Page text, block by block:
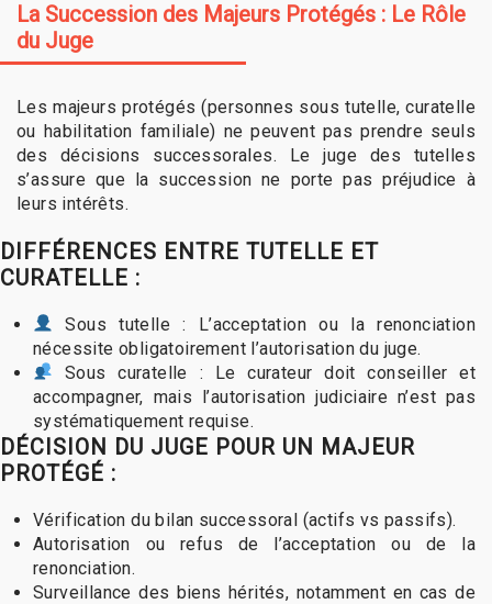
La Succession des Majeurs Protégés : Le Rôle
du Juge
Les majeurs protégés (personnes sous tutelle, curatelle
ou habilitation familiale) ne peuvent pas prendre seuls
des décisions successorales. Le juge des tutelles
s’assure que la succession ne porte pas préjudice à
leurs intérêts.
DIFFÉRENCES ENTRE TUTELLE ET
CURATELLE :
Sous tutelle : L’acceptation ou la renonciation
nécessite obligatoirement l’autorisation du juge.
Sous curatelle : Le curateur doit conseiller et
accompagner, mais l’autorisation judiciaire n’est pas
systématiquement requise.
DÉCISION DU JUGE POUR UN MAJEUR
PROTÉGÉ :
Vérification du bilan successoral (actifs vs passifs).
Autorisation ou refus de l’acceptation ou de la
renonciation.
Surveillance des biens hérités, notamment en cas de